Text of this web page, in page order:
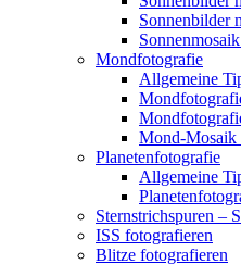
Sonnenbilder
Mondfotografie
Allgemeine
Mond-Mosaik
Planetenfotografie
Allgemeine
Sternstrichspuren –
ISS fotografieren
Blitze fotografieren